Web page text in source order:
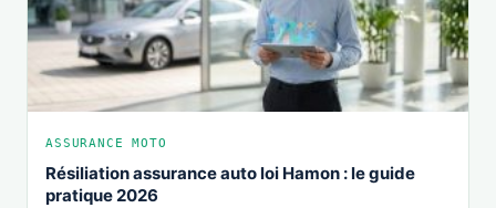
ASSURANCE MOTO
Résiliation assurance auto loi Hamon : le guide
pratique 2026